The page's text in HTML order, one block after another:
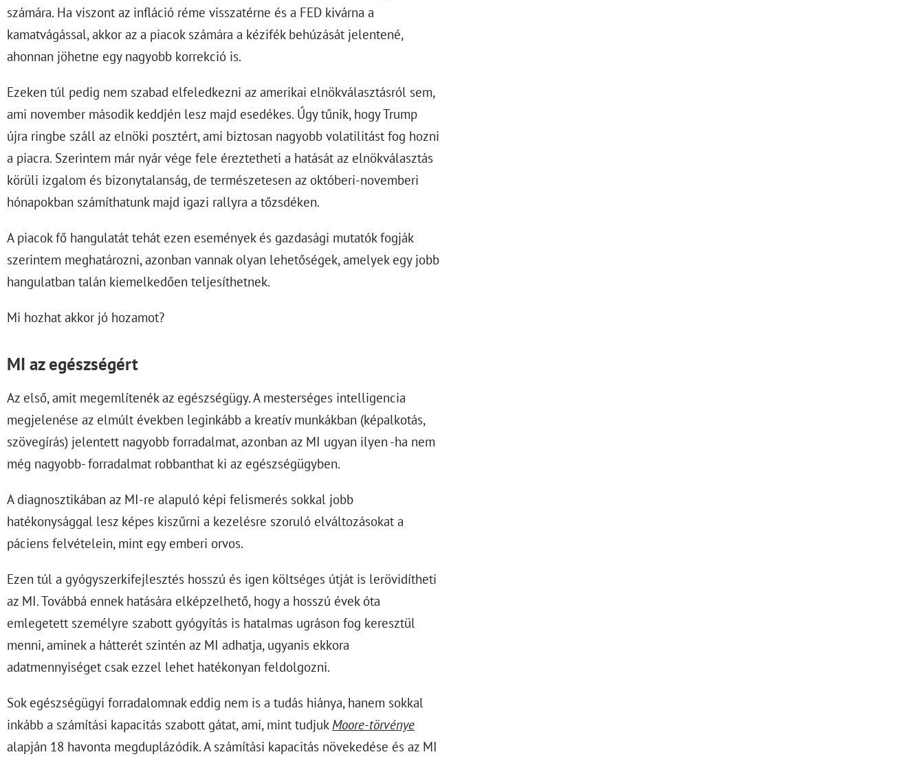
számára. Ha viszont az infláció réme visszatérne és a FED kivárna a
kamatvágással, akkor az a piacok számára a kézifék behúzását jelentené,
ahonnan jöhetne egy nagyobb korrekció is.
Ezeken túl pedig nem szabad elfeledkezni az amerikai elnökválasztásról sem,
ami november második keddjén lesz majd esedékes. Úgy tűnik, hogy Trump
újra ringbe száll az elnöki posztért, ami biztosan nagyobb volatilitást fog hozni
a piacra. Szerintem már nyár vége fele éreztetheti a hatását az elnökválasztás
körüli izgalom és bizonytalanság, de természetesen az októberi-novemberi
hónapokban számíthatunk majd igazi rallyra a tőzsdéken.
A piacok fő hangulatát tehát ezen események és gazdasági mutatók fogják
szerintem meghatározni, azonban vannak olyan lehetőségek, amelyek egy jobb
hangulatban talán kiemelkedően teljesíthetnek.
Mi hozhat akkor jó hozamot?
MI az egészségért
Az első, amit megemlítenék az egészségügy. A mesterséges intelligencia
megjelenése az elmúlt években leginkább a kreatív munkákban (képalkotás,
szövegírás) jelentett nagyobb forradalmat, azonban az MI ugyan ilyen -ha nem
még nagyobb- forradalmat robbanthat ki az egészségügyben.
A diagnosztikában az MI-re alapuló képi felismerés sokkal jobb
hatékonysággal lesz képes kiszűrni a kezelésre szoruló elváltozásokat a
páciens felvételein, mint egy emberi orvos.
Ezen túl a gyógyszerkifejlesztés hosszú és igen költséges útját is lerövidítheti
az MI. Továbbá ennek hatására elképzelhető, hogy a hosszú évek óta
emlegetett személyre szabott gyógyítás is hatalmas ugráson fog keresztül
menni, aminek a hátterét szintén az MI adhatja, ugyanis ekkora
adatmennyiséget csak ezzel lehet hatékonyan feldolgozni.
Sok egészségügyi forradalomnak eddig nem is a tudás hiánya, hanem sokkal
inkább a számítási kapacitás szabott gátat, ami, mint tudjukMoore-törvénye
alapján 18 havonta megduplázódik. A számítási kapacitás növekedése és az MI